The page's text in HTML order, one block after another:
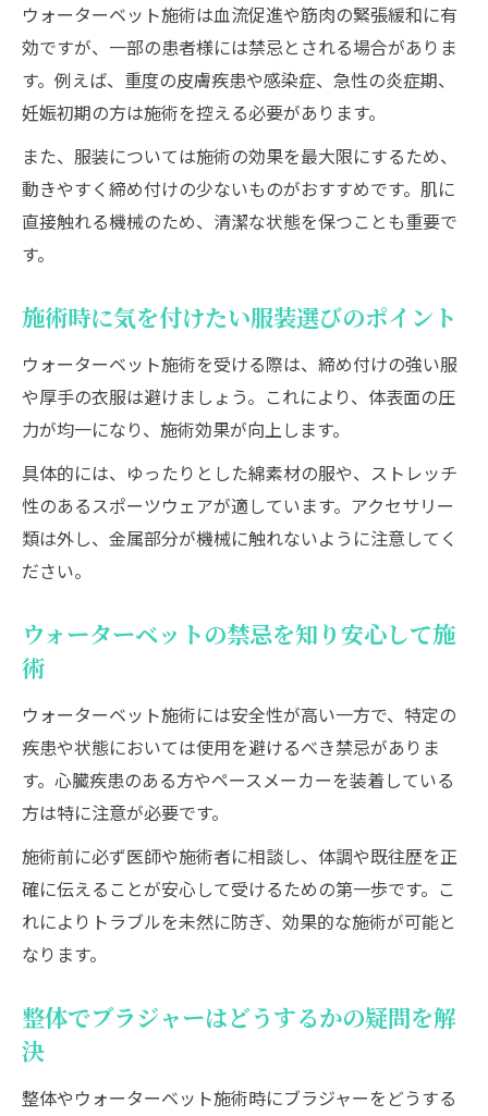
ウォーターベット施術は血流促進や筋肉の緊張緩和に有
効ですが、一部の患者様には禁忌とされる場合がありま
す。例えば、重度の皮膚疾患や感染症、急性の炎症期、
妊娠初期の方は施術を控える必要があります。
また、服装については施術の効果を最大限にするため、
動きやすく締め付けの少ないものがおすすめです。肌に
直接触れる機械のため、清潔な状態を保つことも重要で
す。
施術時に気を付けたい服装選びのポイント
ウォーターベット施術を受ける際は、締め付けの強い服
や厚手の衣服は避けましょう。これにより、体表面の圧
力が均一になり、施術効果が向上します。
具体的には、ゆったりとした綿素材の服や、ストレッチ
性のあるスポーツウェアが適しています。アクセサリー
類は外し、金属部分が機械に触れないように注意してく
ださい。
ウォーターベットの禁忌を知り安心して施
術
ウォーターベット施術には安全性が高い一方で、特定の
疾患や状態においては使用を避けるべき禁忌がありま
す。心臓疾患のある方やペースメーカーを装着している
方は特に注意が必要です。
施術前に必ず医師や施術者に相談し、体調や既往歴を正
確に伝えることが安心して受けるための第一歩です。こ
れによりトラブルを未然に防ぎ、効果的な施術が可能と
なります。
整体でブラジャーはどうするかの疑問を解
決
整体やウォーターベット施術時にブラジャーをどうする